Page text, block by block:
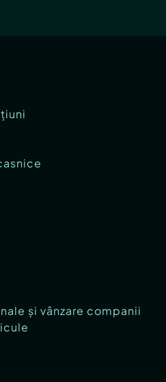
și vânzare companii